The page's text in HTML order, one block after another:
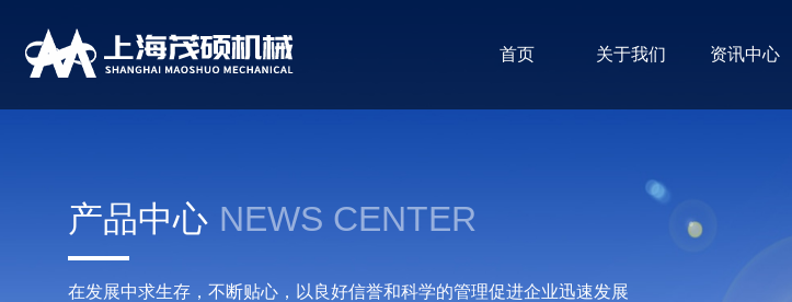
首页 关于我们 资讯中心
产品中心 NEWS CENTER
在发展中求生存，不断贴心，以良好信誉和科学的管理促进企业迅速发展